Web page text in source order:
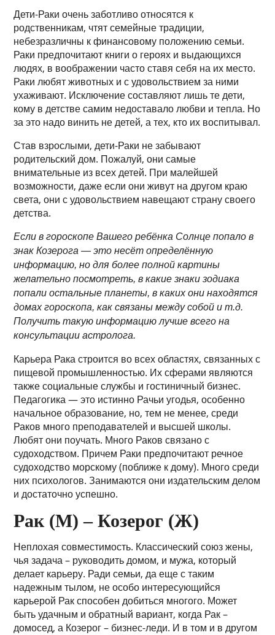
Дети-Раки очень заботливо относятся к
родственникам, чтят семейные традиции,
небезразличны к финансовому положению семьи.
Раки предпочитают книги о героях и выдающихся
людях, в воображении часто ставя себя на их место.
Раки любят животных и с удовольствием за ними
ухаживают. Исключение составляют лишь те дети,
кому в детстве самим недоставало любви и тепла. Но
за это надо винить не детей, а тех, кто их воспитывал.
Став взрослыми, дети-Раки не забывают
родительский дом. Пожалуй, они самые
внимательные из всех детей. При малейшей
возможности, даже если они живут на другом краю
света, они с удовольствием навещают страну своего
детства.
Если в гороскопе Вашего ребёнка Солнце попало в
знак Козерога — это несёт определённую
информацию, но для более полной картины
желательно посмотреть, в какие знаки зодиака
попали остальные планеты, в каких они находятся
домах гороскопа, как связаны между собой и т.д.
Получить такую информацию лучше всего на
консультации астролога.
Карьера Рака строится во всех областях, связанных с
пищевой промышленностью. Их сферами являются
также социальные службы и гостиничный бизнес.
Педагогика — это истинно Рачьи угодья, особенно
начальное образование, но, тем не менее, среди
Раков много преподавателей и высшей школы.
Любят они поучать. Много Раков связано с
судоходством. Причем Раки предпочитают речное
судоходство морскому (поближе к дому). Много среди
них психологов. Занимаются они издательским делом
и достаточно успешно.
Рак (М) – Козерог (Ж)
Неплохая совместимость. Классический союз жены,
чья задача – руководить домом, и мужа, который
делает карьеру. Ради семьи, да еще с таким
надежным тылом, не особо интересующийся
карьерой Рак способен добиться многого. Может
быть удачным и обратный вариант, когда Рак –
домосед, а Козерог – бизнес-леди. И в том и в другом